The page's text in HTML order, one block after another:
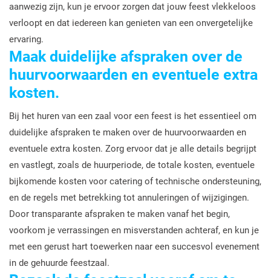
aanwezig zijn, kun je ervoor zorgen dat jouw feest vlekkeloos
verloopt en dat iedereen kan genieten van een onvergetelijke
ervaring.
Maak duidelijke afspraken over de
huurvoorwaarden en eventuele extra
kosten.
Bij het huren van een zaal voor een feest is het essentieel om
duidelijke afspraken te maken over de huurvoorwaarden en
eventuele extra kosten. Zorg ervoor dat je alle details begrijpt
en vastlegt, zoals de huurperiode, de totale kosten, eventuele
bijkomende kosten voor catering of technische ondersteuning,
en de regels met betrekking tot annuleringen of wijzigingen.
Door transparante afspraken te maken vanaf het begin,
voorkom je verrassingen en misverstanden achteraf, en kun je
met een gerust hart toewerken naar een succesvol evenement
in de gehuurde feestzaal.